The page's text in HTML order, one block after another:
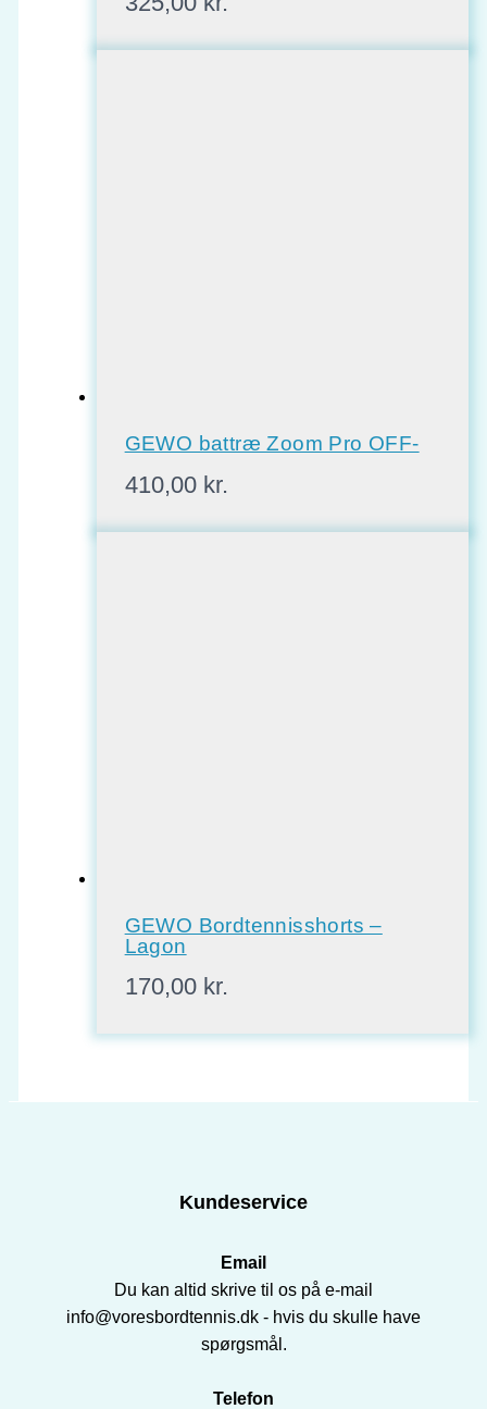
GEWO battræ Zoom Pro OFF-
410,00 kr.
GEWO Bordtennisshorts –
Lagon
170,00 kr.
Kundeservice
Email
Du kan altid skrive til os på e-mail
info@voresbordtennis.dk - hvis du skulle have
spørgsmål.
Telefon